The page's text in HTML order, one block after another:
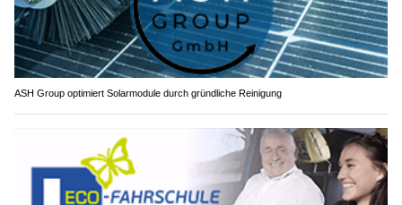
ASH Group optimiert Solarmodule durch gründliche Reinigung